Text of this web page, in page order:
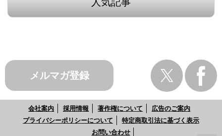
メルマガ登録
会社案内 採用情報 著作権について
広告のご案内
プライバシーポリシーについて
特定商取引法に基づく表示
お問い合わせ